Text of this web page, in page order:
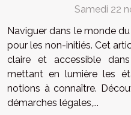
Samedi 22
Naviguer dans le monde
pour les non-initiés. Cet
claire et accessible
mettant en lumière les
notions à connaître.
démarches légales,...